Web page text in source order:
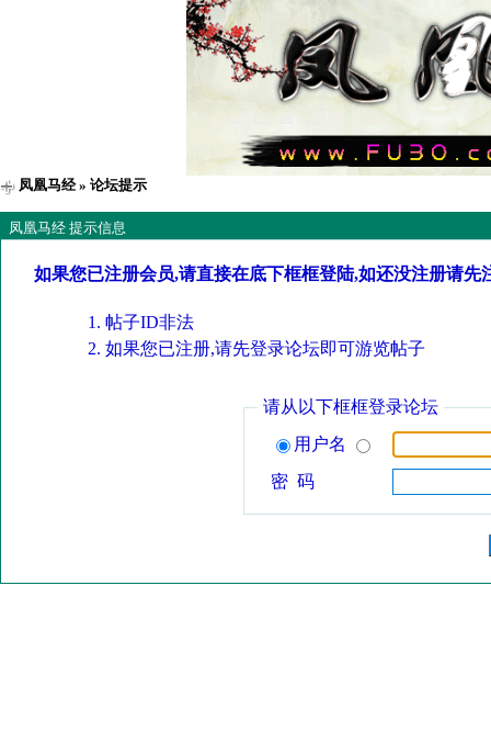
凤凰马经» 论坛提示
凤凰马经 提示信息
如果您已注册会员,请直接在底下框框登陆,如还没注册请先
帖子ID非法
如果您已注册,请先登录论坛即可游览帖子
请从以下框框登录论坛
用户名
密 码